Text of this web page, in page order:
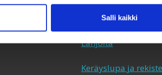
Salli kaikki
Taksvärkki-keräys
Uutiskirje
Yhteystiedot
Lahjoita
Keräyslupa ja